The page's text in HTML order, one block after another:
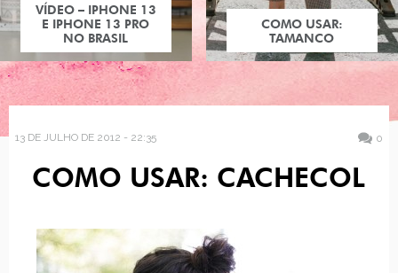
VÍDEO – IPHONE 13
E IPHONE 13 PRO
NO BRASIL
COMO USAR:
TAMANCO
13 DE JULHO DE 2012 - 22:35 0
COMO USAR: CACHECOL